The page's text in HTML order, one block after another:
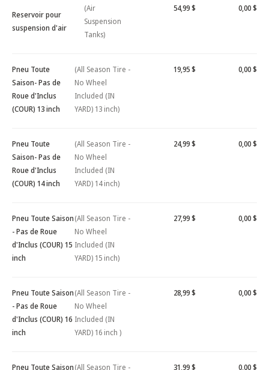
Reservoir pour
suspension d'air
(Air
Suspension
Tanks)
54,99 $ 0,00 $
Pneu Toute
Saison- Pas de
Roue d'Inclus
(COUR) 13 inch
(All Season Tire -
No Wheel
Included (IN
YARD) 13 inch)
19,95 $ 0,00 $
Pneu Toute
Saison- Pas de
Roue d'Inclus
(COUR) 14 inch
(All Season Tire -
No Wheel
Included (IN
YARD) 14 inch)
24,99 $ 0,00 $
Pneu Toute Saison
- Pas de Roue
d'Inclus (COUR) 15
inch
(All Season Tire -
No Wheel
Included (IN
YARD) 15 inch)
27,99 $ 0,00 $
Pneu Toute Saison
- Pas de Roue
d'Inclus (COUR) 16
inch
(All Season Tire -
No Wheel
Included (IN
YARD) 16 inch )
28,99 $ 0,00 $
Pneu Toute Saison(All Season Tire - 31,99 $ 0,00 $